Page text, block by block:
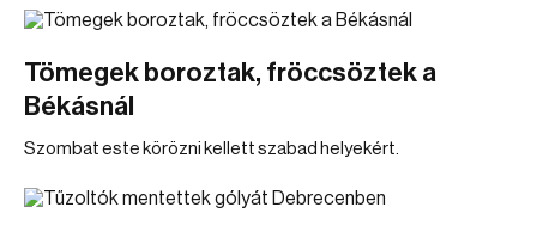
Tömegek boroztak, fröccsöztek a
Békásnál
Szombat este körözni kellett szabad helyekért.